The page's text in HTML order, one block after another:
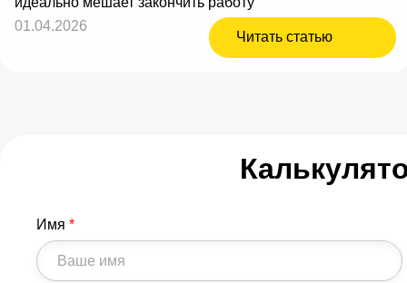
01.04.2026
Читать статью
Имя *